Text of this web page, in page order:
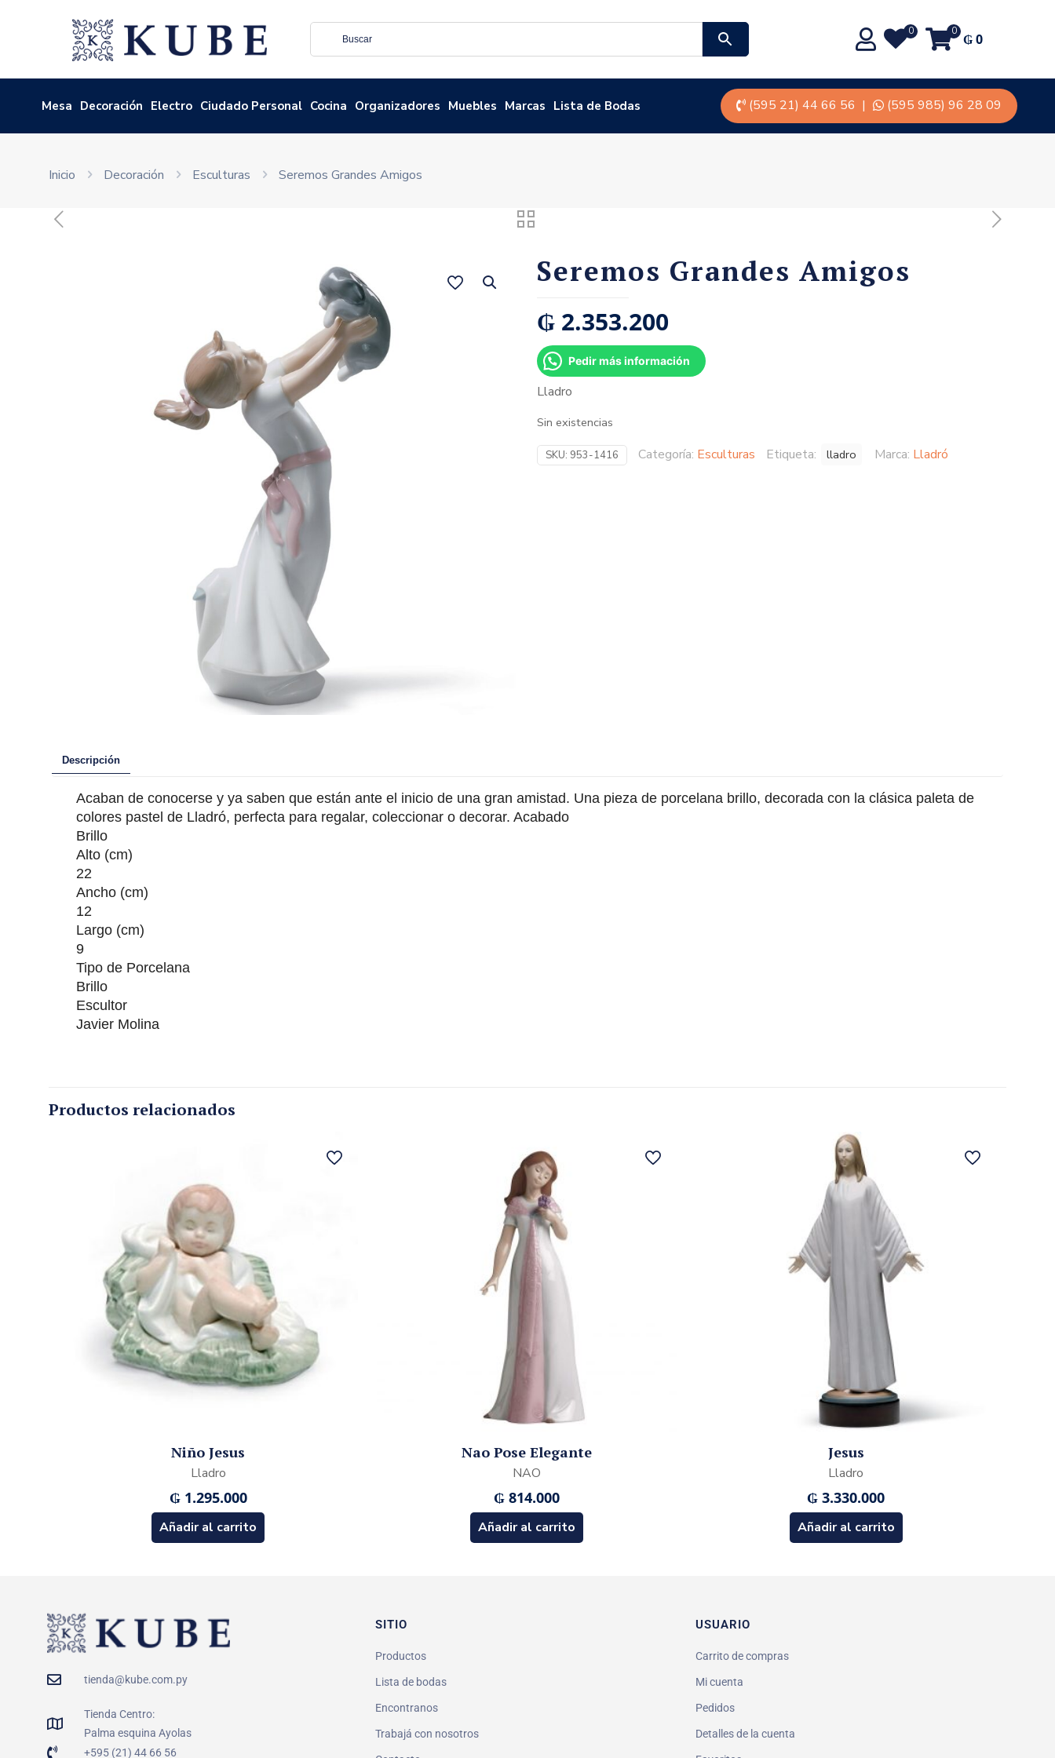
0 0 ₲0
Mesa Decoración Electro Ciudado Personal Cocina Organizadores Muebles Marcas Lista de Bodas (595 21) 44 66 56 | (595 985) 96 28 09
Inicio Decoración Esculturas Seremos Grandes Amigos
Seremos Grandes Amigos
₲ 2.353.200
Pedir más información
Lladro
Sin existencias
SKU: 953-1416 Categoría: Esculturas Etiqueta: lladro Marca: Lladró
Descripción
Acaban de conocerse y ya saben que están ante el inicio de una gran amistad. Una pieza de porcelana brillo, decorada con la clásica paleta de
colores pastel de Lladró, perfecta para regalar, coleccionar o decorar. Acabado
Brillo
Alto (cm)
22
Ancho (cm)
12
Largo (cm)
9
Tipo de Porcelana
Brillo
Escultor
Javier Molina
Productos relacionados
Niño Jesus
Lladro
₲1.295.000
Añadir al carrito
Nao Pose Elegante
NAO
₲ 814.000
Añadir al carrito
Jesus
Lladro
₲ 3.330.000
Añadir al carrito
tienda@kube.com.py
Tienda Centro:
Palma esquina Ayolas
+595 (21) 44 66 56
SITIO
Productos
Lista de bodas
Encontranos
Trabajá con nosotros
USUARIO
Carrito de compras
Mi cuenta
Pedidos
Detalles de la cuenta